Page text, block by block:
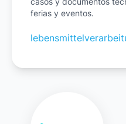
ferias y eventos.